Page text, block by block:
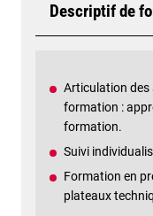
Descriptif de
Articulation des
formation :
formation.
Suivi
Formation en
plateaux